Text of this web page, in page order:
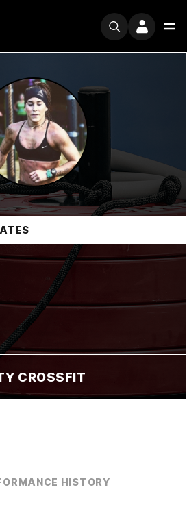
CROSSFIT
HISTORY